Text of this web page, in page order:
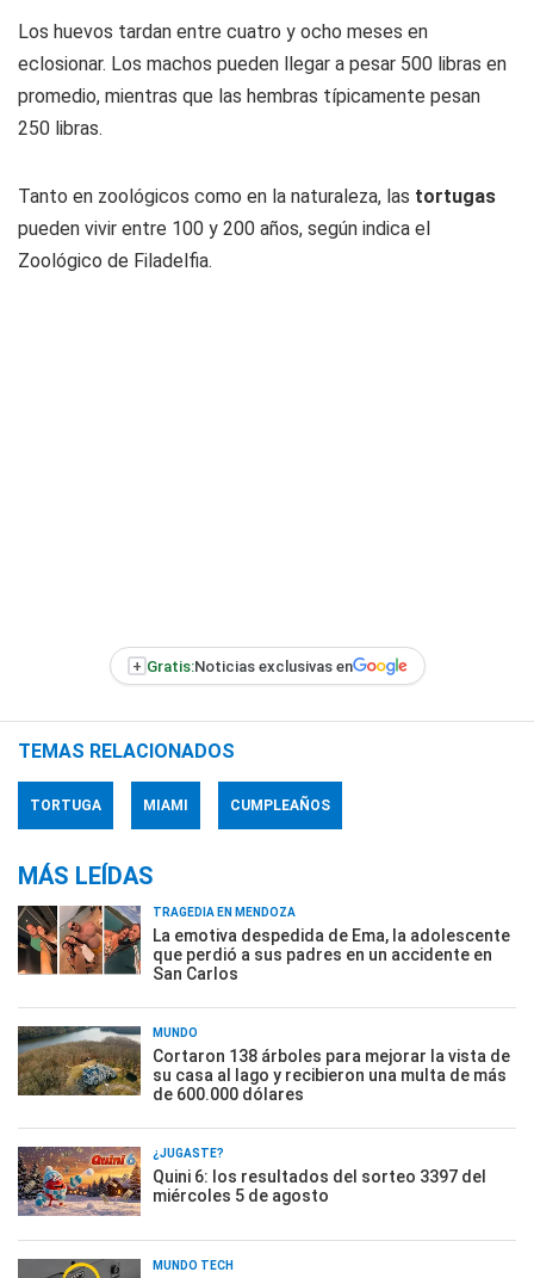
Los huevos tardan entre cuatro y ocho meses en
eclosionar. Los machos pueden llegar a pesar 500 libras en
promedio, mientras que las hembras típicamente pesan
250 libras.
Tanto en zoológicos como en la naturaleza, las tortugas
pueden vivir entre 100 y 200 años, según indica el
Zoológico de Filadelfia.
+ Gratis:Noticias exclusivas en
TEMAS RELACIONADOS
TORTUGA MIAMI CUMPLEAÑOS
MÁS LEÍDAS
TRAGEDIA EN MENDOZA
La emotiva despedida de Ema, la adolescente
que perdió a sus padres en un accidente en
San Carlos
MUNDO
Cortaron 138 árboles para mejorar la vista de
su casa al lago y recibieron una multa de más
de 600.000 dólares
¿JUGASTE?
Quini 6: los resultados del sorteo 3397 del
miércoles 5 de agosto
MUNDO TECH